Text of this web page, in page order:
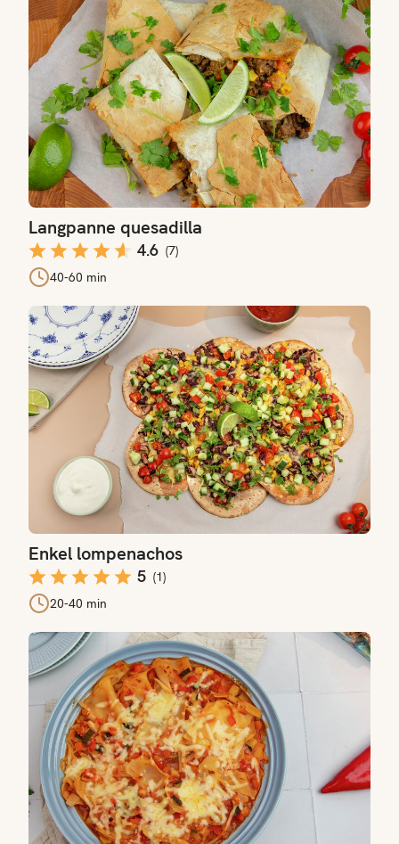
Langpanne quesadilla
4.6 (7)
40-60 min
Enkel lompenachos
5 (1)
20-40 min
Enkel lompenachos
Grytelasagne